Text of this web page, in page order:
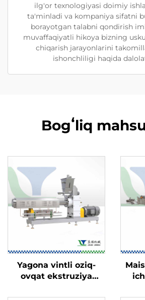
ilg'or texnologiyasi doimiy
ta'minladi va kompaniya sifatni
borayotgan talabni qondirish
muvaffaqiyatli hikoya bizning
chiqarish jarayonlarini
ishonchliligi haqida
Bogʻliq
Yagona vintli oziq-
ovqat ekstruziya